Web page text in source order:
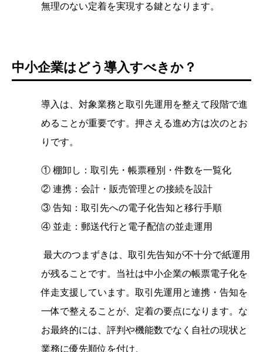
無理のない定着を実現する鍵となります。
中小企業はどう導入すべきか？
導入は、対象業務と取引先運用を整えて段階で進
めることが重要です。押さえる進め方は次のとお
りです。
① 棚卸し：取引先・帳票種別・件数を一覧化
② 連携：会計・販売管理との接続を設計
③ 告知：取引先への電子化告知と移行手順
④ 並走：郵送代行と電子配信の並走運用
最大のつまずきは、取引先告知が不十分で紙運用
が残ることです。当社は中小企業の帳票電子化を
伴走支援しています。取引先運用と連携・告知を
一体で整えることが、定着の要点になります。な
お最終的には、評判や機能数でなく自社の現状と
業務に優先順位を付け、